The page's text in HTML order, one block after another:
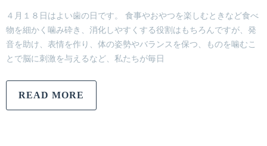
４月１８日はよい歯の日です。 食事やおやつを楽しむときなど食べ
物を細かく噛み砕き、消化しやすくする役割はもちろんですが、発
音を助け、表情を作り、体の姿勢やバランスを保つ、ものを噛むこ
とで脳に刺激を与えるなど、私たちが毎日
READ MORE